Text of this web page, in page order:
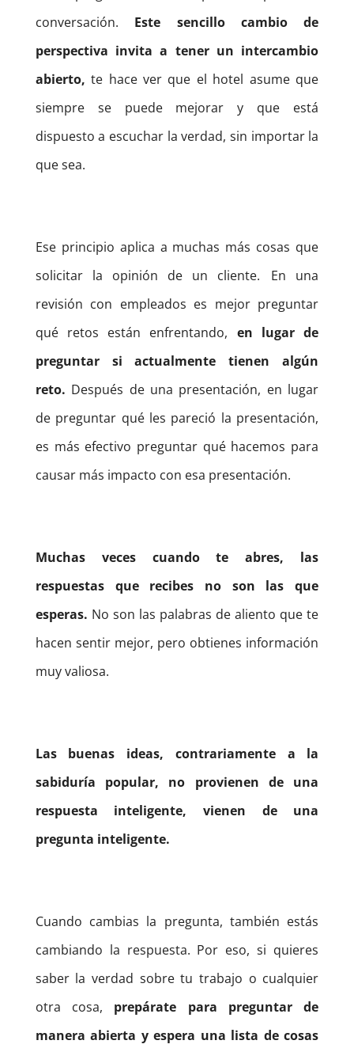
conversación. Este sencillo cambio de
perspectiva invita a tener un intercambio
abierto, te hace ver que el hotel asume que
siempre se puede mejorar y que está
dispuesto a escuchar la verdad, sin importar la
que sea.
Ese principio aplica a muchas más cosas que
solicitar la opinión de un cliente. En una
revisión con empleados es mejor preguntar
qué retos están enfrentando, en lugar de
preguntar si actualmente tienen algún
reto. Después de una presentación, en lugar
de preguntar qué les pareció la presentación,
es más efectivo preguntar qué hacemos para
causar más impacto con esa presentación.
Muchas veces cuando te abres, las
respuestas que recibes no son las que
esperas. No son las palabras de aliento que te
hacen sentir mejor, pero obtienes información
muy valiosa.
Las buenas ideas, contrariamente a la
sabiduría popular, no provienen de una
respuesta inteligente, vienen de una
pregunta inteligente.
Cuando cambias la pregunta, también estás
cambiando la respuesta. Por eso, si quieres
saber la verdad sobre tu trabajo o cualquier
otra cosa, prepárate para preguntar de
manera abierta y espera una lista de cosas